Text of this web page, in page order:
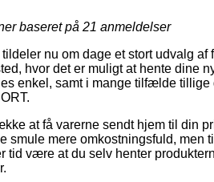
baseret på 21 anmeldelser
nu om dage et stort udvalg
hvor det er muligt at hente dine
enkel, samt i mange tilfælde
at få varerne sendt hjem til din
smule mere omkostningsfuld,
tid være at du selv henter